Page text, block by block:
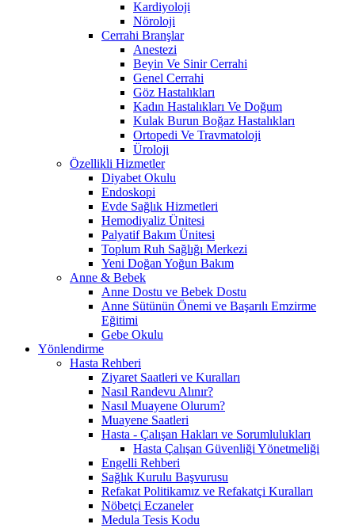
Kardiyoloji
Nöroloji
Cerrahi Branşlar
Anestezi
Beyin Ve Sinir Cerrahi
Genel Cerrahi
Göz Hastalıkları
Kadın Hastalıkları Ve Doğum
Kulak Burun Boğaz Hastalıkları
Ortopedi Ve Travmatoloji
Üroloji
Özellikli Hizmetler
Diyabet Okulu
Endoskopi
Evde Sağlık Hizmetleri
Hemodiyaliz Ünitesi
Palyatif Bakım Ünitesi
Toplum Ruh Sağlığı Merkezi
Yeni Doğan Yoğun Bakım
Anne & Bebek
Anne Dostu ve Bebek Dostu
Anne Sütünün Önemi ve Başarılı Emzirme
Eğitimi
Gebe Okulu
Yönlendirme
Hasta Rehberi
Ziyaret Saatleri ve Kuralları
Nasıl Randevu Alınır?
Nasıl Muayene Olurum?
Muayene Saatleri
Hasta - Çalışan Hakları ve Sorumlulukları
Hasta Çalışan Güvenliği Yönetmeliği
Engelli Rehberi
Sağlık Kurulu Başvurusu
Refakat Politikamız ve Refakatçi Kuralları
Nöbetçi Eczaneler
Medula Tesis Kodu